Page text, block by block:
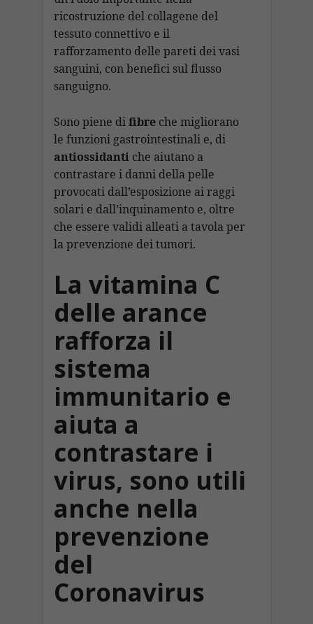
ricostruzione del collagene del
tessuto connettivo e il
rafforzamento delle pareti dei vasi
sanguini, con benefici sul flusso
sanguigno.
Sono piene difibre che migliorano
le funzioni gastrointestinali e, di
antiossidanti che aiutano a
contrastare i danni della pelle
provocati dall’esposizione ai raggi
solari e dall’inquinamento e, oltre
che essere validi alleati a tavola per
la prevenzione dei tumori.
La vitamina C
delle arance
rafforza il
sistema
immunitario e
aiuta a
contrastare i
virus, sono utili
anche nella
prevenzione
del
Coronavirus